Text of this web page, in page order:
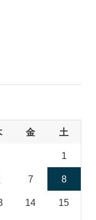
金 土
1
7 8
14 15